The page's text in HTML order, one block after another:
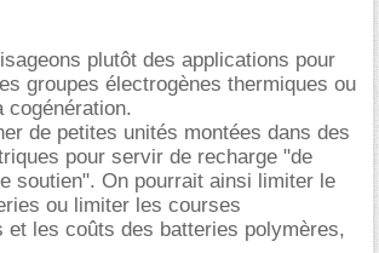
plutôt des applications pour
groupes électrogènes thermiques ou
cogénération.
de petites unités montées dans des
pour servir de recharge "de
soutien". On pourrait ainsi limiter le
ou limiter les courses
et les coûts des batteries polymères,